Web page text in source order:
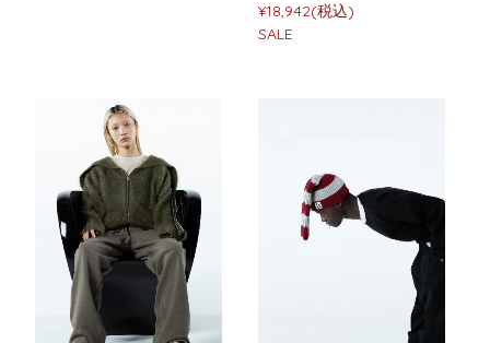
¥18,942(税込)
SALE